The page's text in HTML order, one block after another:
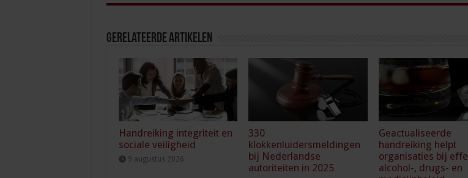
Gerelateerde Artikelen
Handreiking integriteit en
sociale veiligheid
9 augustus 2026
330
klokkenluidersmeldingen
bij Nederlandse
autoriteiten in 2025
Geactualiseerde
handreiking helpt
organisaties bij
alcohol-, drugs- en